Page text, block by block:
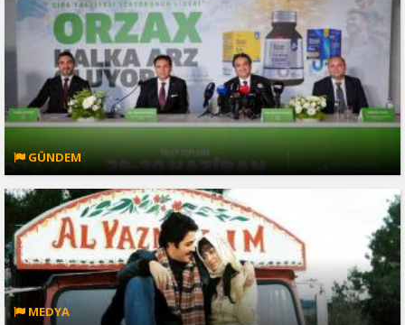
GÜNDEM
MEDYA